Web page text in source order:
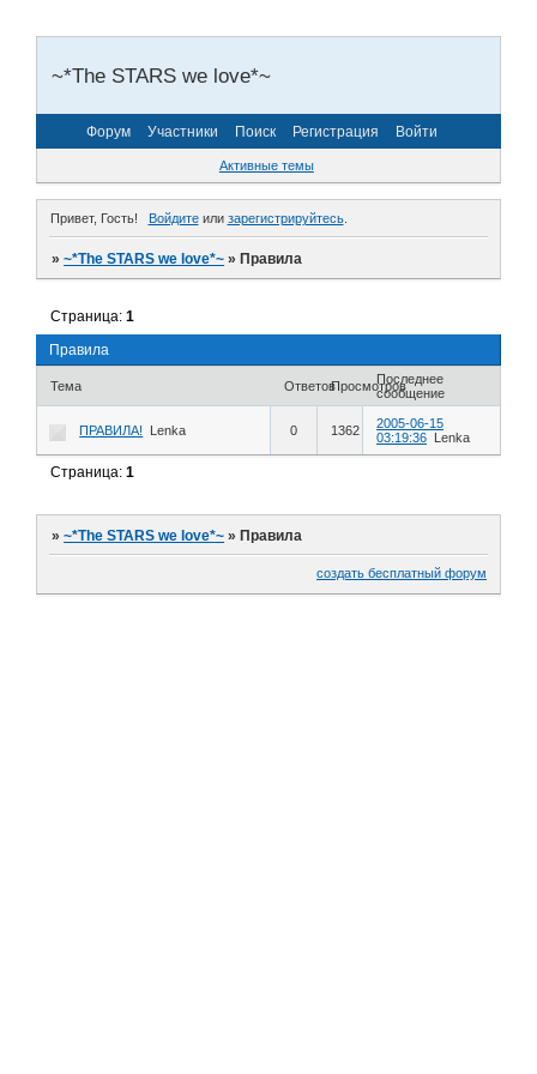
~*The STARS we love*~
Форум Участники Поиск Регистрация Войти
Активные темы
Привет, Гость! Войдитеили зарегистрируйтесь.
»~*The STARS we love*~ »Правила
Правила
Страница:1
Тема ОтветовПросмотровПоследнее
сообщение
ПРАВИЛА! Lenka 0 1362
2005-06-15
03:19:36
Lenka
Страница:1
»~*The STARS we love*~ »Правила
создать бесплатный форум